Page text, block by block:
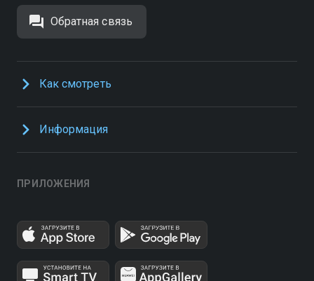
Обратная связь
Как смотреть
Информация
ПРИЛОЖЕНИЯ